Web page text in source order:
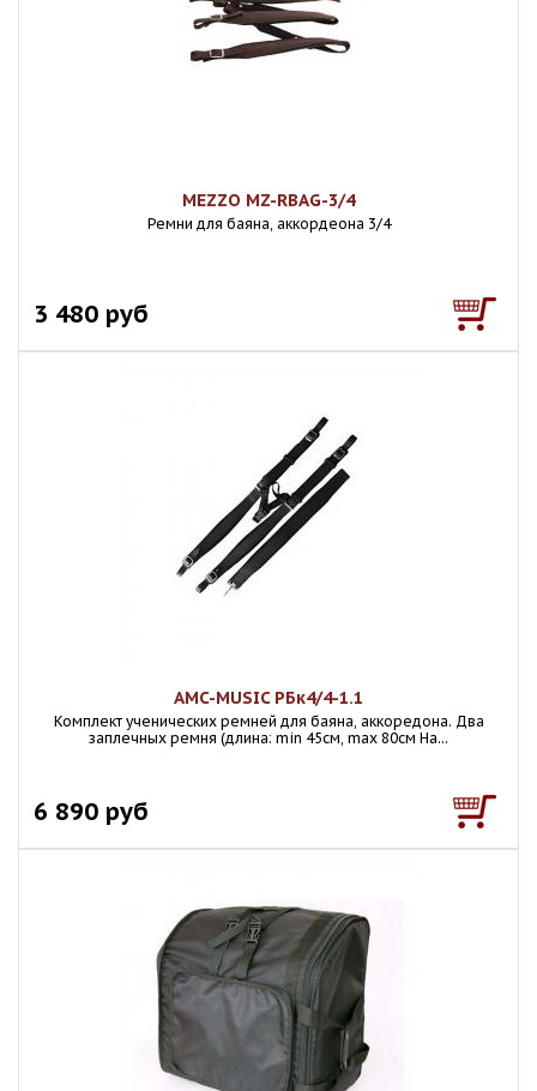
MEZZO MZ-RBAG-3/4
Ремни для баяна, аккордеона 3/4
3 480 руб
AMC-MUSIC РБк4/4-1.1
Комплект ученических ремней для баяна, аккоредона. Два
заплечных ремня (длина: min 45см, max 80см На...
6 890 руб